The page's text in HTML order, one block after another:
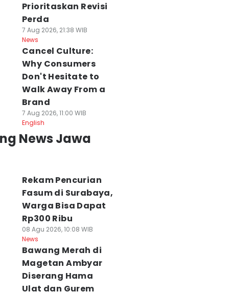
Prioritaskan Revisi
Perda
7 Aug 2026, 21:38 WIB
News
Cancel Culture:
Why Consumers
Don't Hesitate to
Walk Away From a
Brand
7 Aug 2026, 11:00 WIB
English
News Jawa
Rekam Pencurian
Fasum di Surabaya,
Warga Bisa Dapat
Rp300 Ribu
08 Agu 2026, 10:08 WIB
News
Bawang Merah di
Magetan Ambyar
Diserang Hama
Ulat dan Gurem